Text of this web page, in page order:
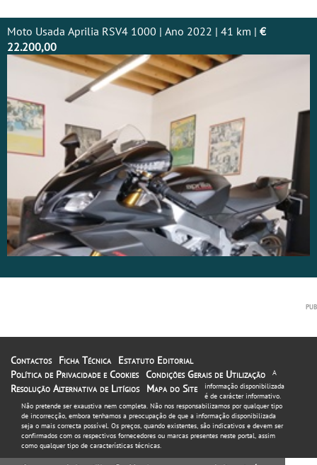
Moto Usada Aprilia RSV4 1000 | Ano 2022 | 41 km | €
22.200,00
Contactos Ficha Técnica
Estatuto Editorial
Política de Privacidade e Cookies Condições Gerais de Utilização
Resolução Alternativa de Litígios
Mapa do Site
A
informação disponibilizada
é de carácter informativo.
Não pretende ser exaustiva nem completa. Não nos responsabilizamos por qualquer tipo
de incorrecção, embora tenhamos a preocupação de que a informação disponibilizada
seja o mais correcta possível. Os preços, quando existentes, são indicativos e devem ser
confirmados com os respectivos fornecedores ou marcas presentes neste portal, assim
como qualquer tipo de características técnicas.